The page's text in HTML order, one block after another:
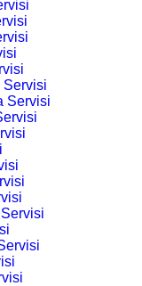
Servisi
Servisi